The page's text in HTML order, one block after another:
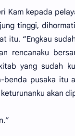
Kam kepada
tinggi,
itu. “Engkau
rencanaku
yang sudah
benda pusaka
akan